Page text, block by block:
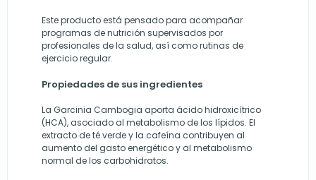
Este producto está pensado para acompañar
programas de nutrición supervisados por
profesionales de la salud, así como rutinas de
ejercicio regular.
Propiedades de sus ingredientes
La Garcinia Cambogia aporta ácido hidroxicítrico
(HCA), asociado al metabolismo de los lípidos. El
extracto de té verde y la cafeína contribuyen al
aumento del gasto energético y al metabolismo
normal de los carbohidratos.